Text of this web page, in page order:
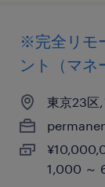
※完全リモ
ント（マネ
東京23区
1,000 ～